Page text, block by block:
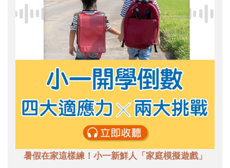
暑假在家這樣練！小一新鮮人「家庭模擬遊戲」